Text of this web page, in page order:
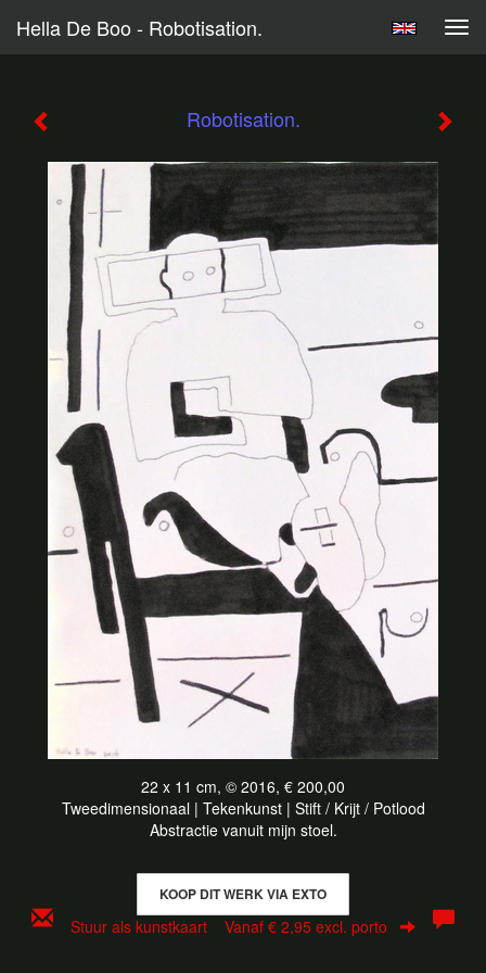
Hella De Boo - Robotisation.
Robotisation.
22 x 11 cm, © 2016, € 200,00
Tweedimensionaal | Tekenkunst | Stift / Krijt / Potlood
Abstractie vanuit mijn stoel.
KOOP DIT WERK VIA EXTO
Stuur als kunstkaart Vanaf € 2,95 excl. porto